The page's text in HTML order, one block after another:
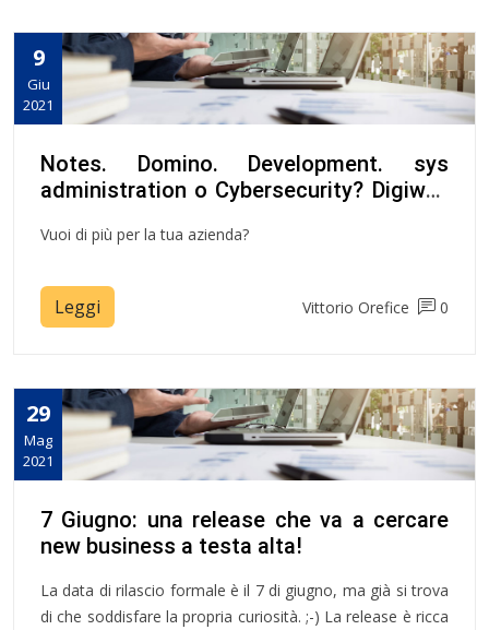
9
Giu
2021
Notes. Domino. Development. sys
administration o Cybersecurity? Digiway
Vuoi di più per la tua azienda?
Leggi Vittorio Orefice 0
29
Mag
2021
7 Giugno: una release che va a cercare
new business a testa alta!
La data di rilascio formale è il 7 di giugno, ma già si trova
di che soddisfare la propria curiosità. ;-) La release è ricca